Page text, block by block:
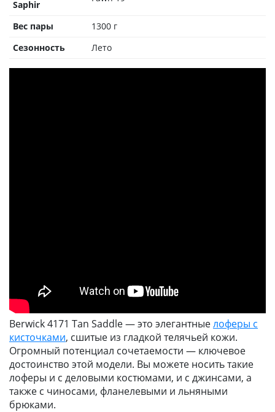
Saphir
Вес пары
1300 г
Сезонность
Лето
Berwick 4171 Tan Saddle — это элегантныелоферы с
кисточками, сшитые из гладкой телячьей кожи.
Огромный потенциал сочетаемости — ключевое
достоинство этой модели. Вы можете носить такие
лоферы и с деловыми костюмами, и с джинсами, а
также с чиносами, фланелевыми и льняными
брюками.